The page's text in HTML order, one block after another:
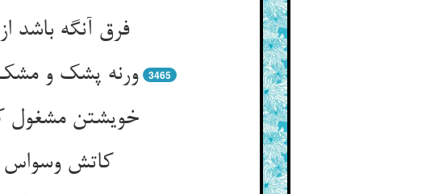
فرق آنگه
ورنه پشک و
3465
خویشتن مشغول
کاتش وسواس